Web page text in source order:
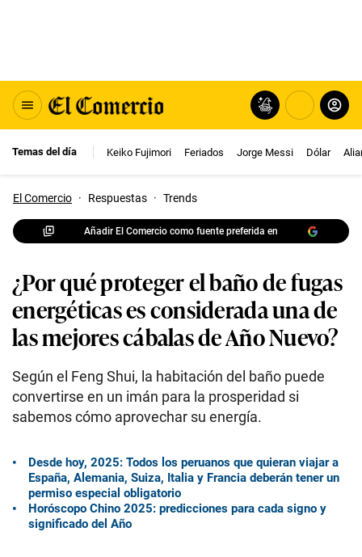
Temas del día Keiko Fujimori Feriados Jorge Messi Dólar
El Comercio · Respuestas · Trends
Añadir El Comercio como fuente preferida en
¿Por qué proteger el baño de fugas
energéticas es considerada una de
las mejores cábalas de Año Nuevo?
Según el Feng Shui, la habitación del baño puede
convertirse en un imán para la prosperidad si
sabemos cómo aprovechar su energía.
Desde hoy, 2025: Todos los peruanos que quieran viajar a
España, Alemania, Suiza, Italia y Francia deberán tener un
permiso especial obligatorio
Horóscopo Chino 2025: predicciones para cada signo y
significado del Año